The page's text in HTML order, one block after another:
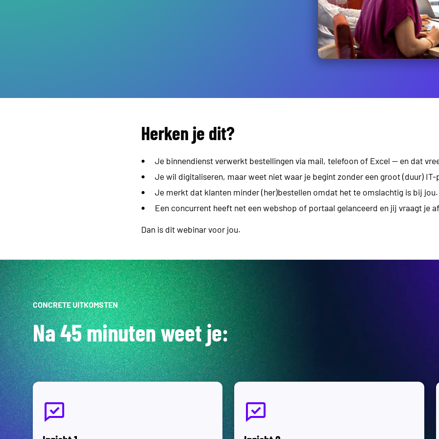
Herken je dit?
Je binnendienst verwerkt bestellingen via mail, telefoon of Excel — en dat
Je wil digitaliseren, maar weet niet waar je begint zonder een groot (duur)
Je merkt dat klanten minder (her)bestellen omdat het te omslachtig is bij jou.
Een concurrent heeft net een webshop of portaal gelanceerd en jij vraagt je
Dan is dit webinar voor jou.
CONCRETE UITKOMSTEN
Na 45 minuten weet je: